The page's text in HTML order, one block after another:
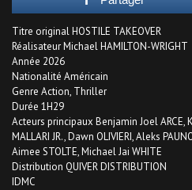
Titre original HOSTILE TAKEOVER
Réalisateur Michael HAMILTON-WRIGHT
Année 2026
Nationalité Américain
Genre Action, Thriller
Durée 1H29
Acteurs principaux Benjamin Joel ARCE,
MALLARI JR., Dawn OLIVIERI, Aleks
Aimee STOLTE, Michael Jai WHITE
Distribution QUIVER DISTRIBUTION
IDMC